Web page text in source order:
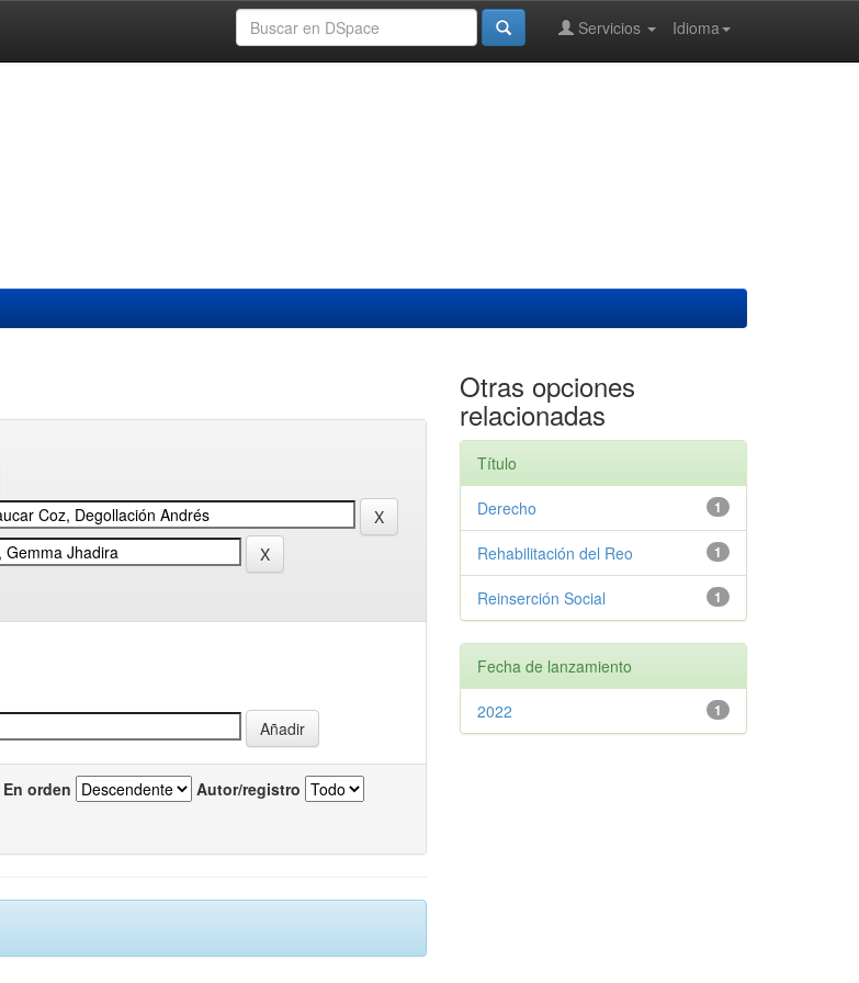
Idioma
Servicios
En orden Autor/registro
Otras opciones
relacionadas
Título
1
Derecho
1
Rehabilitación del Reo
1
Reinserción Social
Fecha de lanzamiento
1
2022